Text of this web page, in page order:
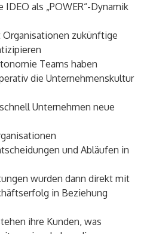
als „POWER“-Dynamik
zukünftige
Teams haben
die Unternehmenskultur
Unternehmen neue
und Abläufen in
wurden dann direkt mit
in Beziehung
ihre Kunden, was